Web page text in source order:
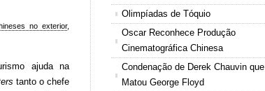
no exterior,
ajuda na
tanto o chefe
Olimpíadas de Tóquio
Oscar Reconhece Produção
Cinematográfica Chinesa
Condenação de Derek Chauvin que
Matou George Floyd